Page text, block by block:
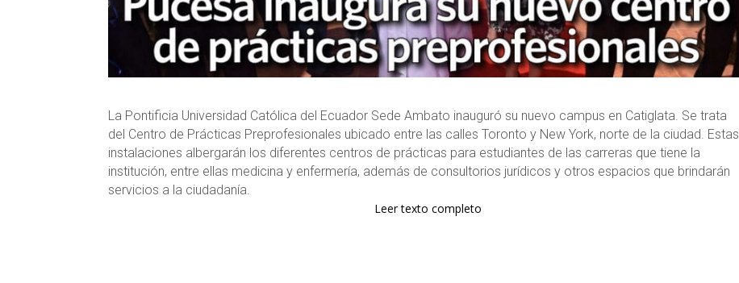
La Pontificia Universidad Católica del Ecuador Sede Ambato inauguró su nuevo campus en Catiglata. Se trata
del Centro de Prácticas Preprofesionales ubicado entre las calles Toronto y New York, norte de la ciudad. Estas
instalaciones albergarán los diferentes centros de prácticas para estudiantes de las carreras que tiene la
institución, entre ellas medicina y enfermería, además de consultorios jurídicos y otros espacios que brindarán
servicios a la ciudadanía.
Leer texto completo